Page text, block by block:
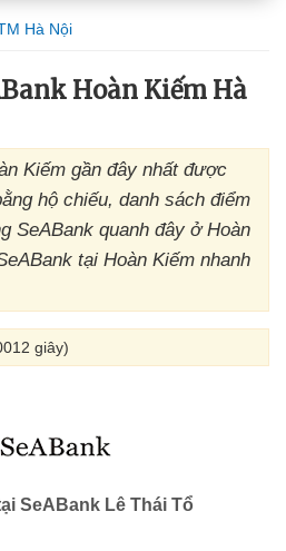
Hà Nội
Hoàn Kiếm Hà
Kiếm gần đây nhất được
hộ chiếu, danh sách điểm
SeABank quanh đây ở Hoàn
tại Hoàn Kiếm nhanh
giây)
SeABank Lê Thái Tổ